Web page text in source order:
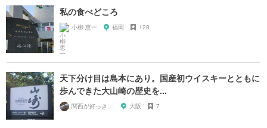
私の食べどころ
小柳 恵一 福岡 128
天下分け目は島本にあり。国産初ウイスキーとともに
歩んできた大山崎の歴史を...
関西が好っきゃねん 大阪 7